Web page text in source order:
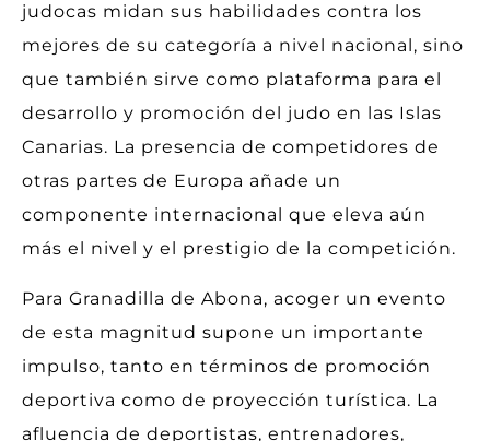
judocas midan sus habilidades contra los
mejores de su categoría a nivel nacional, sino
que también sirve como plataforma para el
desarrollo y promoción del judo en las Islas
Canarias. La presencia de competidores de
otras partes de Europa añade un
componente internacional que eleva aún
más el nivel y el prestigio de la competición.
Para Granadilla de Abona, acoger un evento
de esta magnitud supone un importante
impulso, tanto en términos de promoción
deportiva como de proyección turística. La
afluencia de deportistas, entrenadores,